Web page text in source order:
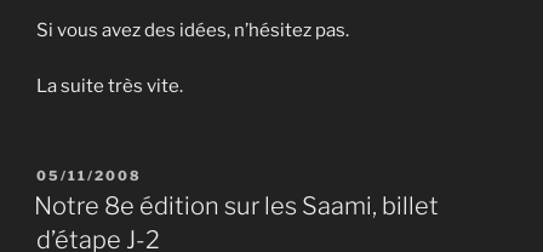
Si vous avez des idées, n’hésitez pas.
La suite très vite.
PUBLIÉ
LE
05/11/2008
Notre 8e édition sur les Saami, billet
d’étape J-2